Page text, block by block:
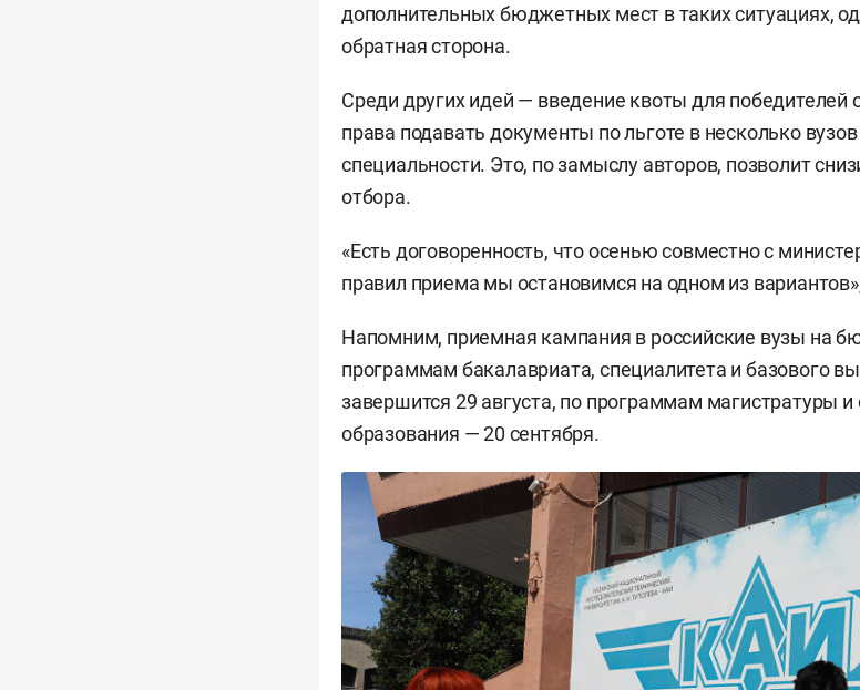
дополнительных бюджетных мест в таких ситуациях,
обратная сторона.
Среди других идей — введение квоты для победителей
права подавать документы по льготе в несколько
специальности. Это, по замыслу авторов, позволит
отбора.
«Есть договоренность, что осенью совместно с
правил приема мы остановимся на одном из
Напомним, приемная кампания в российские вузы на
программам бакалавриата, специалитета и базового
завершится 29 августа, по программам магистратуры
образования — 20 сентября.